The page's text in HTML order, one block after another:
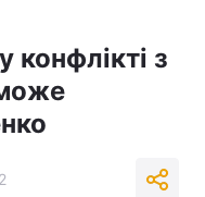
конфлікті з